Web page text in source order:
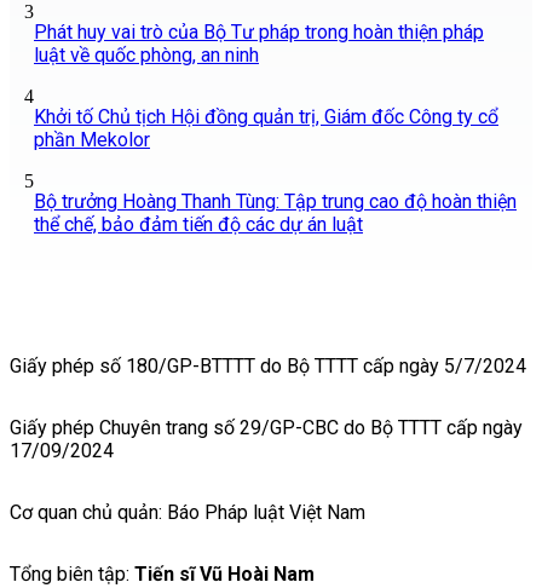
3
Phát huy vai trò của Bộ Tư pháp trong hoàn thiện pháp
luật về quốc phòng, an ninh
4
Khởi tố Chủ tịch Hội đồng quản trị, Giám đốc Công ty cổ
phần Mekolor
5
Bộ trưởng Hoàng Thanh Tùng: Tập trung cao độ hoàn thiện
thể chế, bảo đảm tiến độ các dự án luật
Giấy phép số 180/GP-BTTTT do Bộ TTTT cấp ngày 5/7/2024
Giấy phép Chuyên trang số 29/GP-CBC do Bộ TTTT cấp ngày
17/09/2024
Cơ quan chủ quản: Báo Pháp luật Việt Nam
Tổng biên tập: Tiến sĩ Vũ Hoài Nam